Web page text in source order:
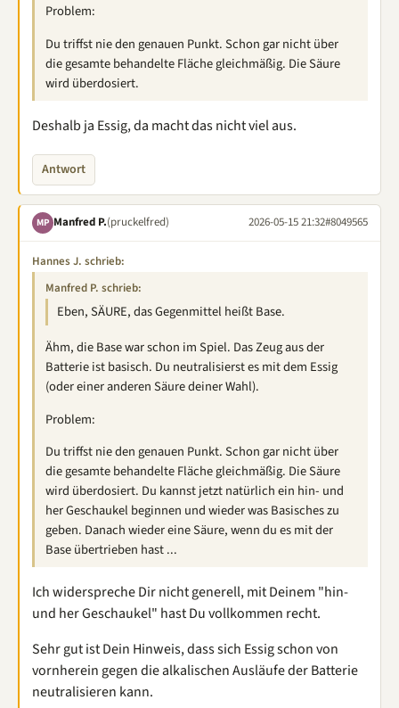
Problem:
Du triffst nie den genauen Punkt. Schon gar nicht über
die gesamte behandelte Fläche gleichmäßig. Die Säure
wird überdosiert.
Deshalb ja Essig, da macht das nicht viel aus.
Antwort
MP Manfred P.(pruckelfred) 2026-05-15 21:32#8049565
Hannes J. schrieb:
Manfred P. schrieb:
Eben, SÄURE, das Gegenmittel heißt Base.
Ähm, die Base war schon im Spiel. Das Zeug aus der
Batterie ist basisch. Du neutralisierst es mit dem Essig
(oder einer anderen Säure deiner Wahl).
Problem:
Du triffst nie den genauen Punkt. Schon gar nicht über
die gesamte behandelte Fläche gleichmäßig. Die Säure
wird überdosiert. Du kannst jetzt natürlich ein hin- und
her Geschaukel beginnen und wieder was Basisches zu
geben. Danach wieder eine Säure, wenn du es mit der
Base übertrieben hast ...
Ich widerspreche Dir nicht generell, mit Deinem "hin-
und her Geschaukel" hast Du vollkommen recht.
Sehr gut ist Dein Hinweis, dass sich Essig schon von
vornherein gegen die alkalischen Ausläufe der Batterie
neutralisieren kann.